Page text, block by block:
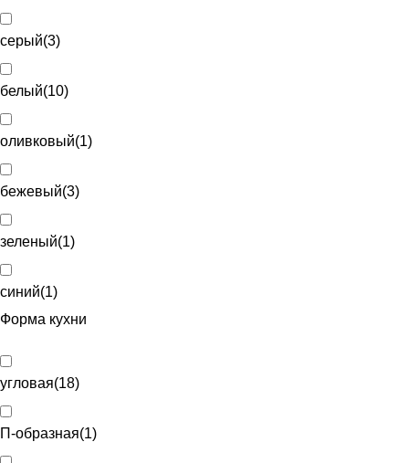
серый(3)
белый(10)
оливковый(1)
бежевый(3)
зеленый(1)
синий(1)
Форма кухни
угловая(18)
П-образная(1)